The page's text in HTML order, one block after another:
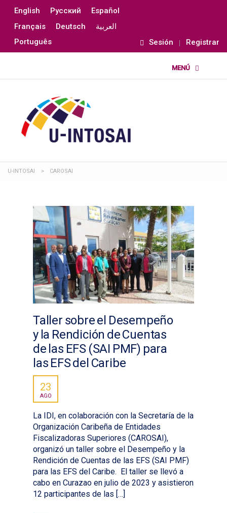
English Русский
Español
Français
Deutsch
العربية
Português
Sesión Registrar
U-INTOSAI > CAROSAI
Taller sobre el Desempeño
y la Rendición de Cuentas
de las EFS (SAI PMF) para
las EFS del Caribe
23
AGO
La IDI, en colaboración con la Secretaría de la
Organización Caribeña de Entidades
Fiscalizadoras Superiores (CAROSAI),
organizó un taller sobre el Desempeño y la
Rendición de Cuentas de las EFS (SAI PMF)
para las EFS del Caribe. El taller se llevó a
cabo en Curazao en julio de 2023 y asistieron
12 participantes de las […]